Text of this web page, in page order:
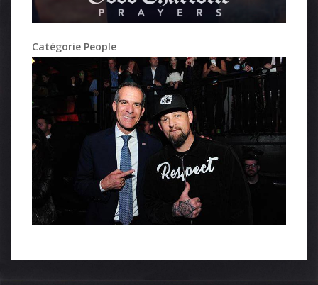
Catégorie People